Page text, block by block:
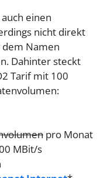
einen
nicht direkt
Namen
Dahinter steckt
Tarif mit 100
pro Monat
MBit/s